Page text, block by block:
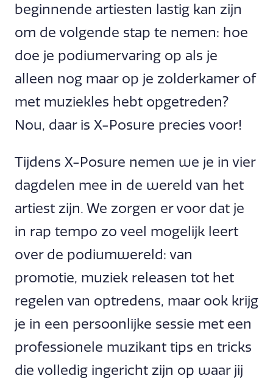
beginnende artiesten lastig kan zijn
om de volgende stap te nemen: hoe
doe je podiumervaring op als je
alleen nog maar op je zolderkamer of
met muziekles hebt opgetreden?
Nou, daar is X-Posure precies voor!
Tijdens X-Posure nemen we je in vier
dagdelen mee in de wereld van het
artiest zijn. We zorgen er voor dat je
in rap tempo zo veel mogelijk leert
over de podiumwereld: van
promotie, muziek releasen tot het
regelen van optredens, maar ook krijg
je in een persoonlijke sessie met een
professionele muzikant tips en tricks
die volledig ingericht zijn op waar jij